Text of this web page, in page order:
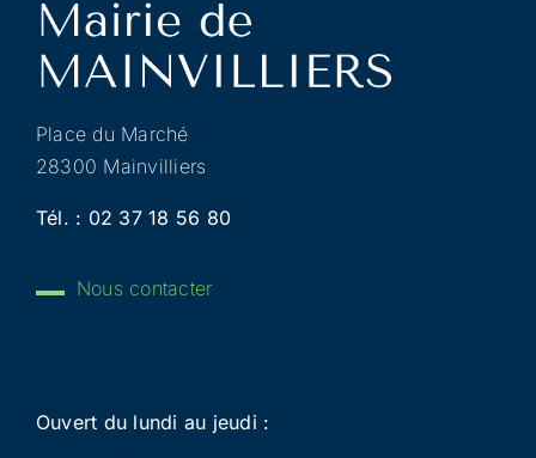
Place du Marché
28300 Mainvilliers
Tél. : 02 37 18 56 80
Nous contacter
Ouvert du lundi au jeudi :